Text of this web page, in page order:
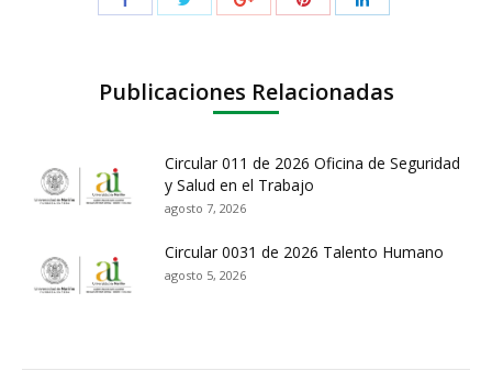
Publicaciones Relacionadas
Circular 011 de 2026 Oficina de Seguridad
y Salud en el Trabajo
agosto 7, 2026
Circular 0031 de 2026 Talento Humano
agosto 5, 2026